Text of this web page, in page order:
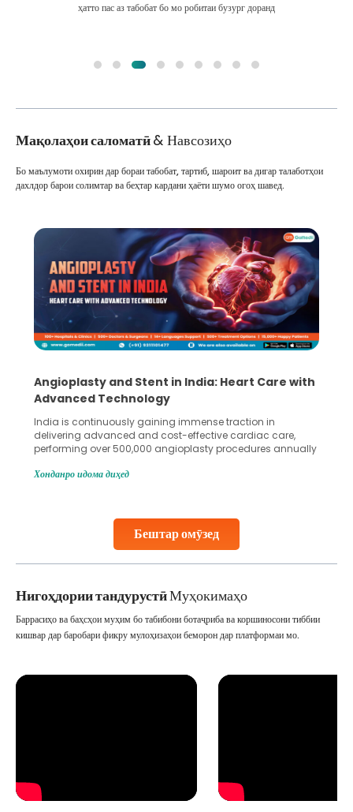
ҳатто пас аз табобат бо мо робитаи бузург доранд
Мақолаҳои саломатӣ& Навсозиҳо
Бештар омӯзед
Бо маълумоти охирин дар бораи табобат, тартиб, шароит ва дигар талаботҳои
дахлдор барои солимтар ва беҳтар кардани ҳаёти шумо огоҳ шавед.
Angioplasty and Stent in India: Heart Care with
Advanced Technology
India is continuously gaining immense traction in
delivering advanced and cost-effective cardiac care,
performing over 500,000 angioplasty procedures annually
globe are searching for treatments like angioplasty and
Studies, such as one published
Хонданро идома диҳед
Нигоҳдории тандурустӣМуҳокимаҳо
Баррасиҳо ва баҳсҳои муҳим бо табибони ботаҷриба ва коршиносони тиббии
кишвар дар баробари фикру мулоҳизаҳои беморон дар платформаи мо.